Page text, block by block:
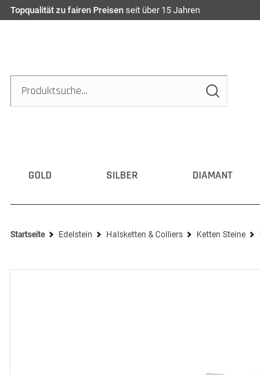
Topqualität zu fairen Preisen seit über 15 Jahren
GOLD SILBER DIAMANT
Startseite Edelstein Halsketten & Colliers Ketten Steine